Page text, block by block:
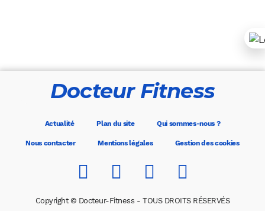
Docteur Fitness
Actualité Plan du site Qui sommes-nous ?
Nous contacter Mentions légales Gestion des cookies
Copyright © Docteur-Fitness - TOUS DROITS RÉSERVÉS